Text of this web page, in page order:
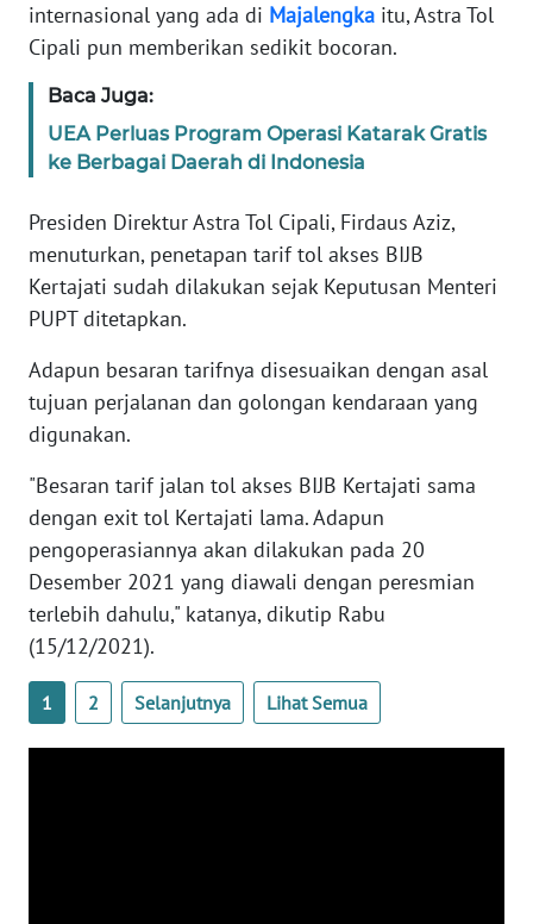
internasional yang ada di Majalengka itu, Astra Tol
Cipali pun memberikan sedikit bocoran.
Baca Juga:
UEA Perluas Program Operasi Katarak Gratis
ke Berbagai Daerah di Indonesia
Presiden Direktur Astra Tol Cipali, Firdaus Aziz,
menuturkan, penetapan tarif tol akses BIJB
Kertajati sudah dilakukan sejak Keputusan Menteri
PUPT ditetapkan.
Adapun besaran tarifnya disesuaikan dengan asal
tujuan perjalanan dan golongan kendaraan yang
digunakan.
"Besaran tarif jalan tol akses BIJB Kertajati sama
dengan exit tol Kertajati lama. Adapun
pengoperasiannya akan dilakukan pada 20
Desember 2021 yang diawali dengan peresmian
terlebih dahulu," katanya, dikutip Rabu
(15/12/2021).
1 2 Selanjutnya Lihat Semua
WN
JABAR
WN
BANTEN
NTT
WN
KEPRI
WN
PAPUA
PAPUA
RIAU
WN
SERAMBI
WN